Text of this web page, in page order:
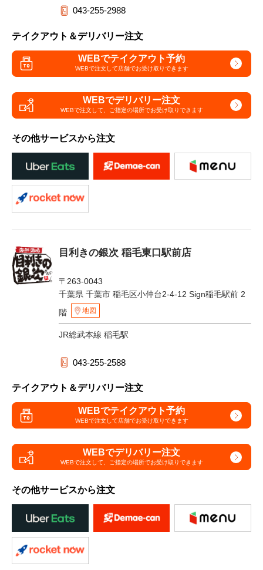
043-255-2988
テイクアウト＆デリバリー注文
WEBでテイクアウト予約
WEBで注文して店舗でお受け取りできます
WEBでデリバリー注文
WEBで注文して、 ご指定の場所でお受け取りできます
その他サービスから注文
目利きの銀次 稲毛東口駅前店
〒263-0043
千葉県 千葉市 稲毛区小仲台2-4-12 Sign稲毛駅前 2
階
地図
JR総武本線 稲毛駅
043-255-2588
テイクアウト＆デリバリー注文
WEBでテイクアウト予約
WEBで注文して店舗でお受け取りできます
WEBでデリバリー注文
WEBで注文して、 ご指定の場所でお受け取りできます
その他サービスから注文